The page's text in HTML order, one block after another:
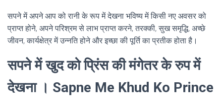
सपने में अपने आप को रानी के रूप में देखना भविष्य में किसी नए अवसर को
प्राप्त होने, अपने परिश्रम से लाभ प्राप्त करने, तरक्की, सुख समृद्धि, अच्छे
जीवन, कार्यक्षेत्र में उन्नति होने और इच्छा की पूर्ति का प्रतीक होता है।
सपने में खुद को प्रिंस की मंगेतर के रुप में
देखना । Sapne Me Khud Ko Prince